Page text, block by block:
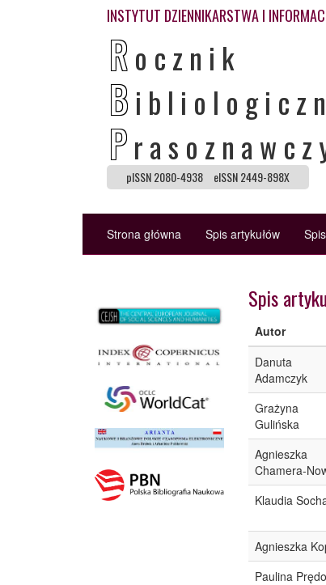
INSTYTUT DZIENNIKARSTWA I
Rocznik
B
P
pISSN 2080-4938 eISSN 2449-898X
Strona główna Spis artykułów
Spis
Autor
Danuta
Adamczyk
Grażyna
Gulińska
Agnieszka
Chamera-
Klaudia
Agnieszka
Paulina